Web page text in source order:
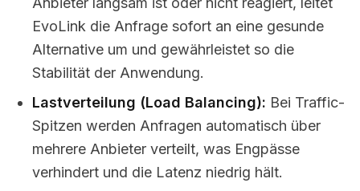
EvoLink die Anfrage sofort an eine gesunde
Alternative um und gewährleistet so die
Stabilität der Anwendung.
Lastverteilung (Load Balancing): Bei Traffic-
Spitzen werden Anfragen automatisch über
mehrere Anbieter verteilt, was Engpässe
verhindert und die Latenz niedrig hält.